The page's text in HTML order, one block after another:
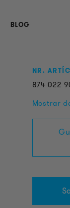
BLOG
NR.
874 022
Mostrar